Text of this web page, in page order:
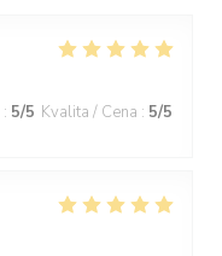
: 5/5 Kvalita / Cena : 5/5